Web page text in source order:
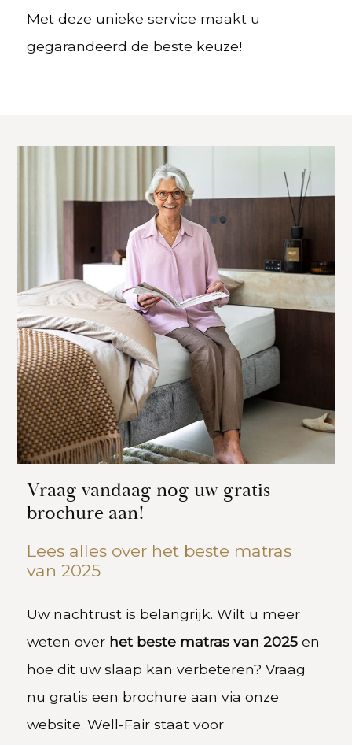
Met deze unieke service maakt u
gegarandeerd de beste keuze!
Vraag vandaag nog uw gratis
brochure aan!
Lees alles over het beste matras
van 2025
Uw nachtrust is belangrijk. Wilt u meer
weten over het beste matras van 2025 en
hoe dit uw slaap kan verbeteren? Vraag
nu gratis een brochure aan via onze
website. Well-Fair staat voor